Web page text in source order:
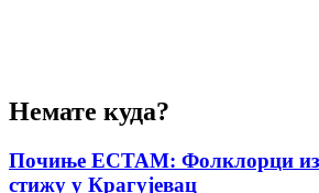
Немате куда?
Почиње ЕСТАМ: Фолклорци из
стижу у Крагујевац